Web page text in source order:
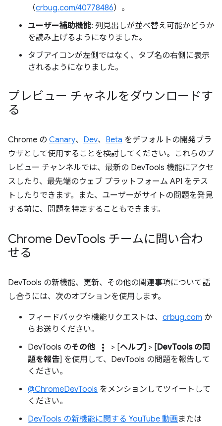
（crbug.com/40778486）。
ユーザー補助機能: 列見出しが並べ替え可能かどうか
を読み上げるようになりました。
タブアイコンが左側ではなく、タブ名の右側に表示
されるようになりました。
プレビュー チャネルをダウンロードす
る
Chrome の Canary、 Dev、 Beta をデフォルトの開発ブラ
ウザとして使用することを検討してください。これらのプ
レビュー チャンネルでは、最新の DevTools 機能にアクセ
スしたり、最先端のウェブ プラットフォーム API をテス
トしたりできます。また、ユーザーがサイトの問題を発見
する前に、問題を特定することもできます。
Chrome DevTools チームに問い合わ
せる
DevTools の新機能、更新、その他の関連事項について話
し合うには、次のオプションを使用します。
フィードバックや機能リクエストは、 crbug.com か
らお送りください。
DevTools のその他 more_vert > [ヘルプ] > [DevTools の問
題を報告] を使用して、DevTools の問題を報告して
ください。
@ChromeDevTools をメンションしてツイートして
ください。
DevTools の新機能に関する YouTube 動画 または